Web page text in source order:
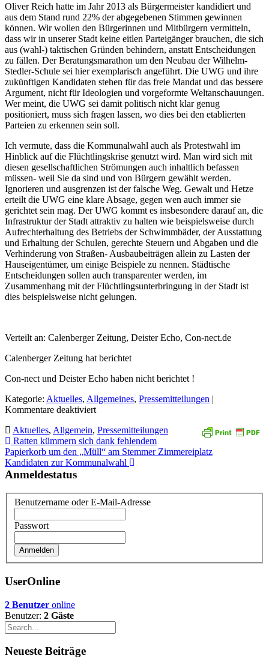
Oliver Reich hatte im Jahr 2013 als Bürgermeister kandidiert und
aus dem Stand rund 22% der abgegebenen Stimmen gewinnen
können. Wir wollen den Bürgerinnen und Mitbürgern vermitteln,
dass wir in unserer Stadt keine eitlen Parteigänger brauchen, die sich
aus (wahl-) taktischen Gründen behindern, anstatt Entscheidungen
zu fällen. Der Beratungsmarathon um den Neubau der Wilhelm-
Stedler-Schule sei hier exemplarisch angeführt. Die UWG und ihre
zukünftigen Kandidaten stehen für das freie Mandat und das bessere
Argument, nicht für Ideologien und vorgeformte Weltanschauungen.
Wer meint, die UWG sei damit politisch nicht klar genug
positioniert, muss sich fragen lassen, wo dies bei den etablierten
Parteien zu erkennen sein soll.
Ich vermute, dass die Kommunalwahl auch als Protestwahl im
Hinblick auf die Flüchtlingskrise genutzt wird. Man wird sich mit
diesen gesellschaftlichen Strömungen auch inhaltlich befassen
müssen- weil Sie da sind und von Bürgern gewählt werden.
Ignorieren und ausgrenzen ist der falsche Weg. Gewalt und Hetze
erteilt die UWG eine klare Absage, gegen wen auch immer sie
gerichtet sein mag. Der UWG kommt es insbesondere darauf an, die
Infrastruktur der Stadt attraktiv zu halten wie beispielsweise durch
Aufrechterhaltung des Betriebs der Schwimmbäder, der Ausstattung
und Erhaltung der Schulen, gerechte Steuern und Abgaben und die
Verhinderung von Straßen- Ausbaubeiträgen allein zu Lasten der
Hauseigentümer, um einige Beispiele zu nennen. Städtische
Entscheidungen sollen auch transparenter werden, im
Zusammenhang mit der Flüchtlingsunterbringung in der Stadt ist
dies beispielsweise nicht gelungen.
Verteilt an: Calenberger Zeitung, Deister Echo, Con-nect.de
Calenberger Zeitung hat berichtet
Con-nect und Deister Echo haben nicht berichtet !
Kategorie: Aktuelles, Allgemeines, Pressemitteilungen |
Kommentare deaktiviertfür
wird
mit
Oliver
Reich
Kommunalwahl
2016
Aktuelles, Allgemein, Pressemitteilungen
Beitragsnavigation
Ratten kümmern sich dank fehlendem
Papierkorb um den „Müll“ am Stemmer Zimmereiplatz
Kandidaten zur Kommunalwahl
Anmeldestatus
Benutzername oder E-Mail-Adresse
Passwort
UserOnline
2 Benutzer online
Benutzer: 2 Gäste
Neueste Beiträge